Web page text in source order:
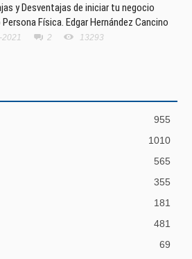
y Desventajas de iniciar tu negocio
Física. Edgar Hernández Cancino
2021 2 13293
955
1010
565
355
181
481
69